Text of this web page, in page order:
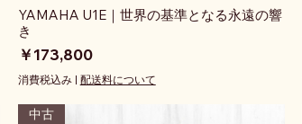
YAMAHA U1E｜世界の基準となる永遠の響
き
価格
￥173,800
消費税込み| 配送料について
中古